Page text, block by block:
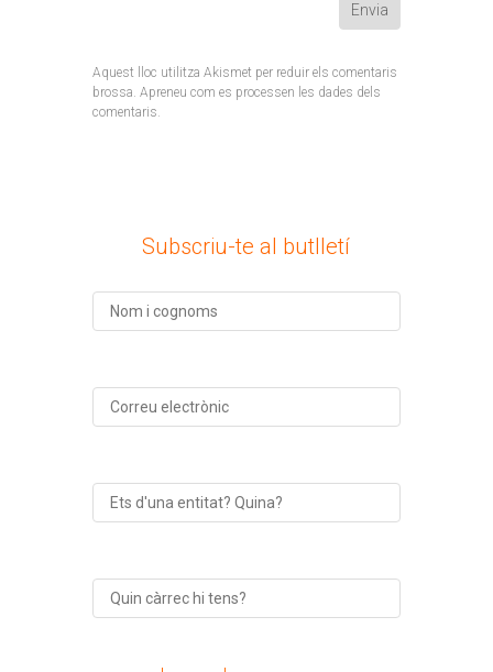
Aquest lloc utilitza Akismet per reduir els comentaris
brossa. Apreneu com es processen les dades dels
comentaris.
Subscriu-te al butlletí